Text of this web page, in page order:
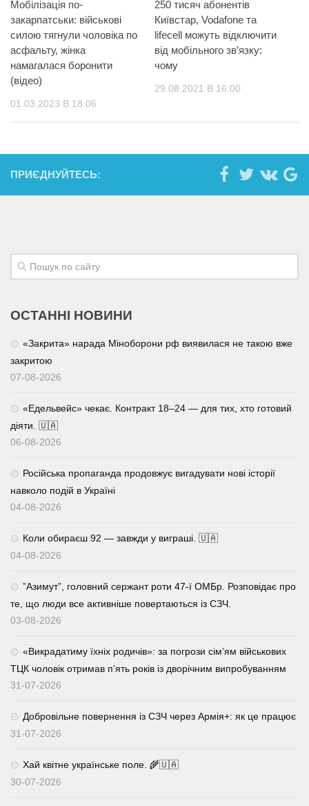
Мобілізація по-
закарпатськи: військові
силою тягнули чоловіка по
асфальту, жінка
намагалася боронити
(відео)
01.03.2023 В 18:06
250 тисяч абонентів
Київстар, Vodafone та
lifecell можуть відключити
від мобільного зв’язку:
чому
29.08.2021 В 16:00
ПРИЄДНУЙТЕСЬ:
ОСТАННІ НОВИНИ
«Закрита» нарада Міноборони рф виявилася не такою вже
закритою
07-08-2026
«Едельвейс» чекає. Контракт 18–24 — для тих, хто готовий
діяти. 🇺🇦
06-08-2026
Російська пропаганда продовжує вигадувати нові історії
навколо подій в Україні
04-08-2026
Коли обираєш 92 — завжди у виграші. 🇺🇦
04-08-2026
⁨”Азимут”, головний сержант роти 47-ї ОМБр. Розповідає про
те, що люди все активніше повертаються із СЗЧ.
03-08-2026
«Викрадатиму їхніх родичів»: за погрози сім’ям військових
ТЦК чоловік отримав п’ять років із дворічним випробуванням
31-07-2026
Добровільне повернення із СЗЧ через Армія+: як це працює
31-07-2026
Хай квітне українське поле. 🌾🇺🇦
30-07-2026